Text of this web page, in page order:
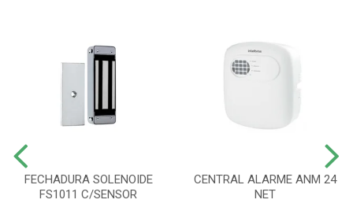
FECHADURA SOLENOIDE
FS1011 C/SENSOR
CENTRAL ALARME ANM 24
NET